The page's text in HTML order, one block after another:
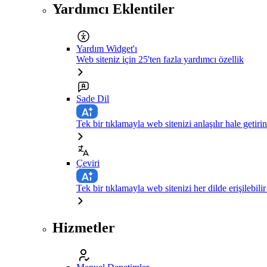
Yardımcı Eklentiler
Yardım Widget'ı
Web siteniz için 25'ten fazla yardımcı özellik
Sade Dil
Tek bir tıklamayla web sitenizi anlaşılır hale getirin
Çeviri
Tek bir tıklamayla web sitenizi her dilde
Hizmetler